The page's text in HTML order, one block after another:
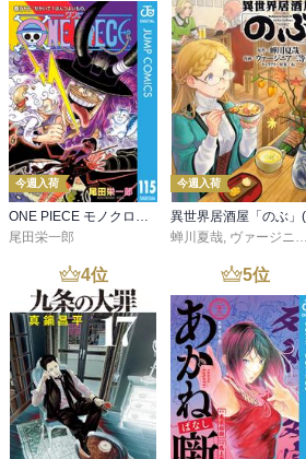
今週入荷
ONE PIECE モノクロ版 115
尾田栄一郎
今週入荷
蝉川夏哉, ヴァージニア二等兵
4位 5位